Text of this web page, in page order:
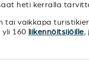
heti kerralla
tai vaikkapa
160 liikennöitsijöille,